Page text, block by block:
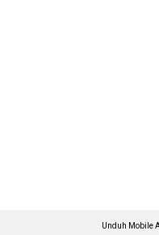
Unduh Mobile